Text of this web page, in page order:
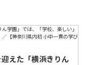
えた「横浜きりん